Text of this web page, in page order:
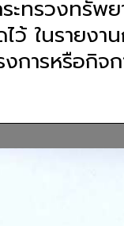
ทรวงทรัพ
ว้ ในรายง
การหรือกิ